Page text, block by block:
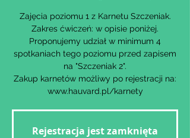
Zajęcia poziomu 1 z Karnetu Szczeniak.
Zakres ćwiczeń: w opisie poniżej.
Proponujemy udział w minimum 4
spotkaniach tego poziomu przed zapisem
na "Szczeniak 2".
Zakup karnetów możliwy po rejestracji na:
www.hauvard.pl/karnety
Rejestracja jest zamknięta